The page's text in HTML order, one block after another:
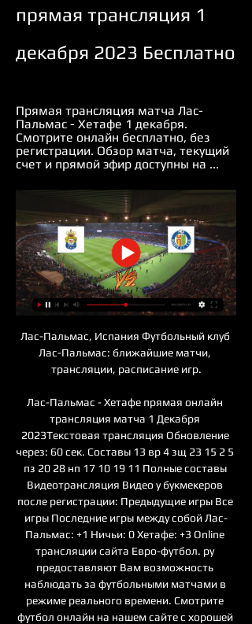
прямая трансляция 1
декабря 2023 Бесплатно
Прямая трансляция матча Лас-
Пальмас - Хетафе 1 декабря.
Смотрите онлайн бесплатно, без
регистрации. Обзор матча, текущий
счет и прямой эфир доступны на ...
Лас-Пальмас, Испания Футбольный клуб
Лас-Пальмас: ближайшие матчи,
трансляции, расписание игр.
Лас-Пальмас - Хетафе прямая онлайн
трансляция матча 1 Декабря
2023Текстовая трансляция Обновление
через: 60 сек. Составы 13 вр 4 зщ 23 15 2 5
пз 20 28 нп 17 10 19 11 Полные составы
Видеотрансляция Видео у букмекеров
после регистрации: Предыдущие игры Все
игры Последние игры между собой Лас-
Пальмас: +1 Ничьи: 0 Хетафе: +3 Online
трансляции сайта Евро-футбол. ру
предоставляют Вам возможность
наблюдать за футбольными матчами в
режиме реального времени. Смотрите
футбол онлайн на нашем сайте с хорошей